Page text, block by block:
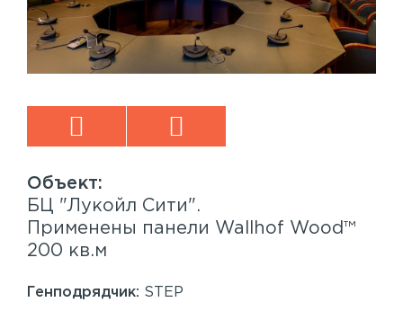
БЦ "Лукойл Сити".
Применены панели Wallhof Wood™
200 кв.м
Генподрядчик: STEP